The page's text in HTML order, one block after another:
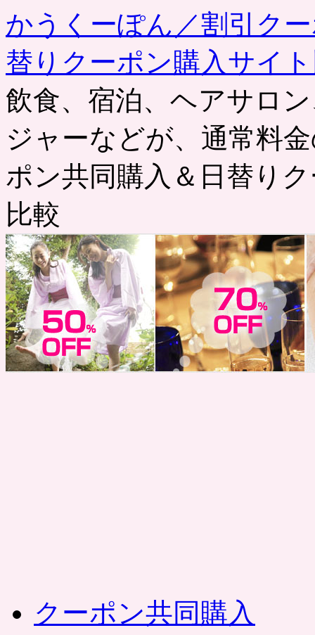
かうくーぽん／割引ク
替りクーポン購入サイ
飲食、宿泊、ヘアサロ
ジャーなどが、通常料
ポン共同購入＆日替り
比較
クーポン共同購入